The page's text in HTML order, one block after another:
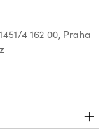
4 162 00, Praha